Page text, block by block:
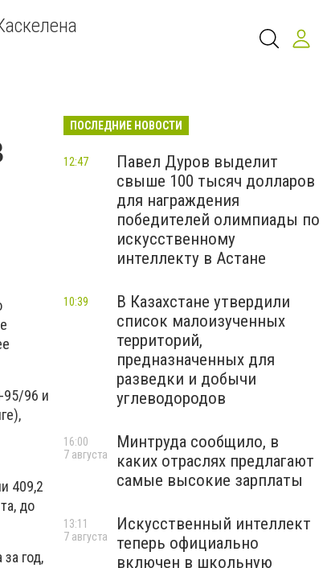
95/96 и
409,2
до
год,
ПОСЛЕДНИЕ НОВОСТИ
Павел Дуров выделит
свыше 100 тысяч долларов
для награждения
победителей олимпиады по
искусственному
интеллекту в Астане
12:47
В Казахстане утвердили
список малоизученных
территорий,
предназначенных для
разведки и добычи
углеводородов
10:39
Минтруда сообщило, в
каких отраслях предлагают
самые высокие зарплаты
16:00
7 августа
Искусственный интеллект
теперь официально
включен в школьную
13:11
7 августа